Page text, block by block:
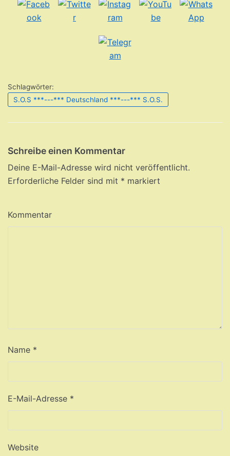
Schlagwörter:
S.O.S ***---*** Deutschland ***---*** S.O.S.
Schreibe einen Kommentar
Deine E-Mail-Adresse wird nicht veröffentlicht.
Erforderliche Felder sind mit * markiert
Kommentar
Name *
E-Mail-Adresse *
Website